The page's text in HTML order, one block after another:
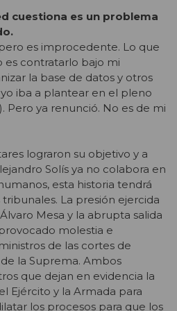
cuestiona es un problema
es improcedente. Lo que
es contratarlo bajo mi
la base de datos y otros
iba a plantear en el pleno
Pero ya renunció. No es de mi
lograron su objetivo y a
Solís ya no colabora en
esta historia tendrá
La presión ejercida
Mesa y la abrupta salida
molestia e
de las cortes de
la Suprema. Ambos
que dejan en evidencia la
Ejército y la Armada para
los procesos para que los